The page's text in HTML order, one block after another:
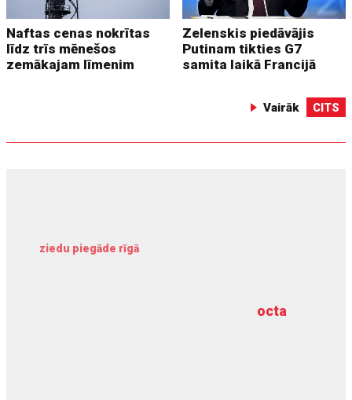
Naftas cenas nokrītas
līdz trīs mēnešos
zemākajam līmenim
Zelenskis piedāvājis
Putinam tikties G7
samita laikā Francijā
Vairāk CITS
octa
ziedu piegāde rīgā
dziļurbums